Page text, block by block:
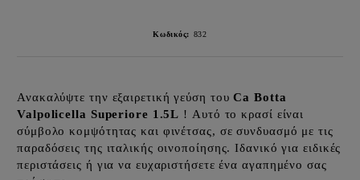
Κωδικός: 832
Ανακαλύψτε την εξαιρετική γεύση τουCa Botta
Valpolicella Superiore 1.5L ! Αυτό το κρασί είναι
σύμβολο κομψότητας και φινέτσας, σε συνδυασμό με τις
παραδόσεις της ιταλικής οινοποίησης. Ιδανικό για ειδικές
περιστάσεις ή για να ευχαριστήσετε ένα αγαπημένο σας